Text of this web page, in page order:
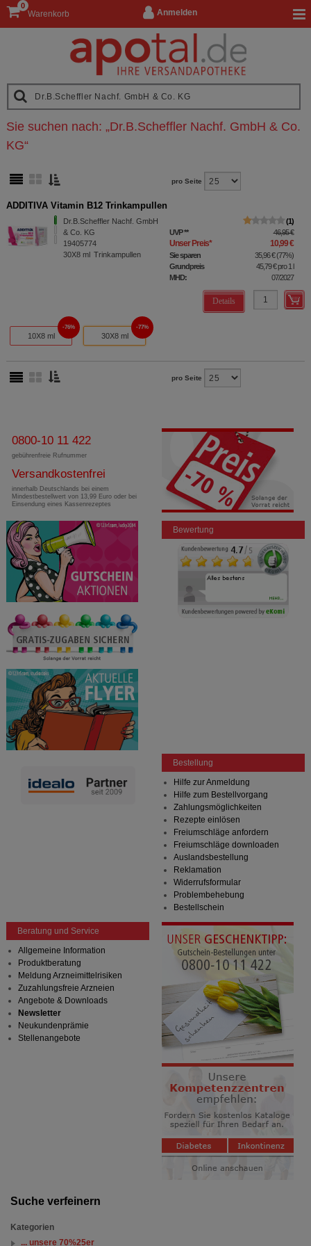
Anmelden
Warenkorb
0
Suche verfeinern
Kategorien
... unsere 70%25er
Sie suchen nach: „Dr.B.Scheffler Nachf. GmbH & Co.
KG“
pro Seite
ADDITIVA Vitamin B12 Trinkampullen
Dr.B.Scheffler Nachf. GmbH
& Co. KG
19405774
30X8 ml Trinkampullen
1
UVP** 46,95 €
Unser Preis* 10,99 €
Sie sparen 35,96 €(77%)
Grundpreis
45,79 €pro 1 l
MHD:
07/2027
Details
10X8 ml
76%
30X8 ml
77%
pro Seite
0800-10 11 422
gebührenfreie Rufnummer
Versandkostenfrei
innerhalb Deutschlands bei einem
Mindestbestellwert von 13,99 Euro oder bei
Einsendung eines Kassenrezeptes
Bewertung
Bestellung
Hilfe zur Anmeldung
Hilfe zum Bestellvorgang
Zahlungsmöglichkeiten
Rezepte einlösen
Freiumschläge anfordern
Freiumschläge downloaden
Auslandsbestellung
Reklamation
Widerrufsformular
Problembehebung
Bestellschein
Beratung und Service
Allgemeine Information
Produktberatung
Meldung Arzneimittelrisiken
Zuzahlungsfreie Arzneien
Angebote & Downloads
Newsletter
Neukundenprämie
Stellenangebote